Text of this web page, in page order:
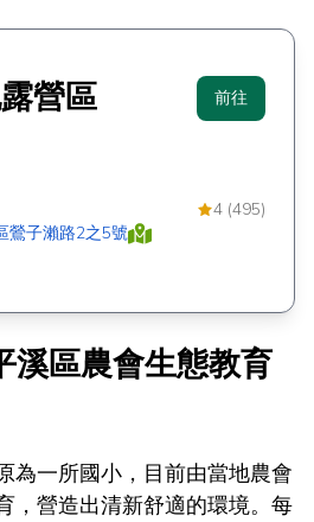
營區 前往
4 (495)
鶯子瀨路2之5號
溪區農會生態教育
為一所國小，目前由當地農會
，營造出清新舒適的環境。每